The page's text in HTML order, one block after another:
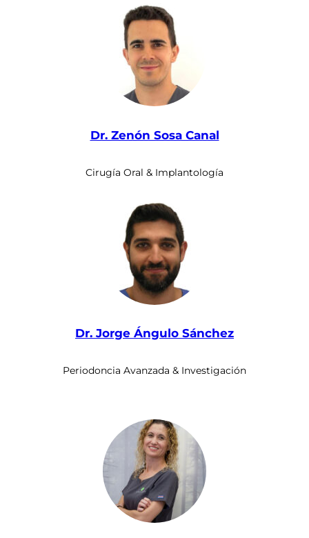
Dr. Zenón Sosa Canal
Cirugía Oral & Implantología
Dr. Jorge Ángulo Sánchez
Periodoncia Avanzada & Investigación